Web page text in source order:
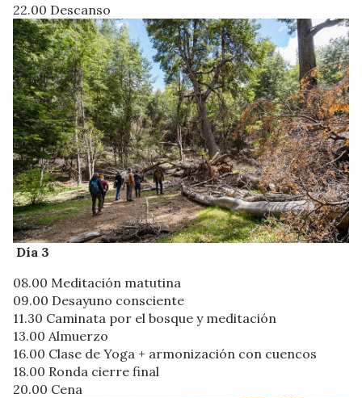
22.00 Descanso
Día 3
08.00 Meditación matutina
09.00 Desayuno consciente
11.30 Caminata por el bosque y meditación
13.00 Almuerzo
16.00 Clase de Yoga + armonización con cuencos
18.00 Ronda cierre final
20.00 Cena